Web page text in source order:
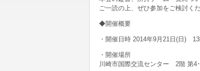
ご一読の上、ぜひ参加をご検討くだ
◆開催概要
・開催日時 2014年9月21日(日)
・開催場所
川崎市国際交流センター 2階 第4